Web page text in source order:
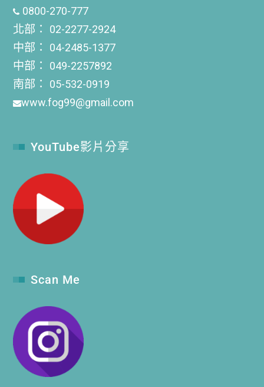
0800-270-777
北部： 02-2277-2924
中部： 04-2485-1377
中部： 049-2257892
南部： 05-532-0919
www.fog99@gmail.com
YouTube影片分享
Scan Me